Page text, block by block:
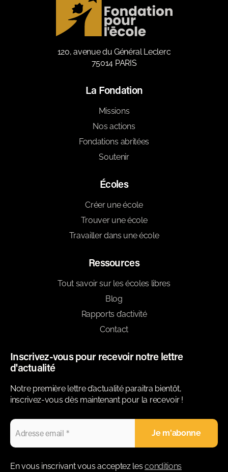
120, avenue du Général Leclerc
75014 PARIS
La Fondation
Missions
Nos actions
Fondations abritées
Soutenir
Écoles
Créer une école
Trouver une école
Travailler dans une école
Ressources
Tout savoir sur les écoles libres
Blog
Rapports d’activité
Contact
Inscrivez-vous pour recevoir notre lettre
d'actualité
Notre première lettre d’actualité paraitra bientôt,
inscrivez-vous dès maintenant pour la recevoir !
En vous inscrivant vous acceptez lesconditions